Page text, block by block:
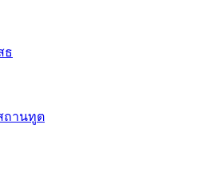
ธ
ถานทูต